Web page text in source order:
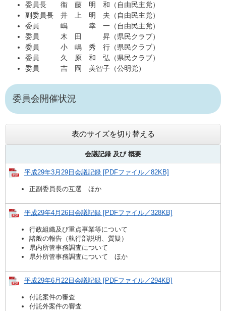
委員長 衞 藤 明 和（自由民主党）
副委員長 井 上 明 夫（自由民主党）
委員 嶋 幸 一（自由民主党）
委員 木 田 昇（県民クラブ）
委員 小 嶋 秀 行（県民クラブ）
委員 久 原 和 弘（県民クラブ）
委員 吉 岡 美智子（公明党）
委員会開催状況
表のサイズを切り替える
会議記録 及び 概要
平成29年3月29日会議記録 [PDFファイル／82KB]
正副委員長の互選 ほか
平成29年4月26日会議記録 [PDFファイル／328KB]
行政組織及び重点事業等について
諸般の報告（執行部説明、質疑）
県内所管事務調査について
県外所管事務調査について ほか
平成29年6月22日会議記録 [PDFファイル／294KB]
付託案件の審査
付託外案件の審査